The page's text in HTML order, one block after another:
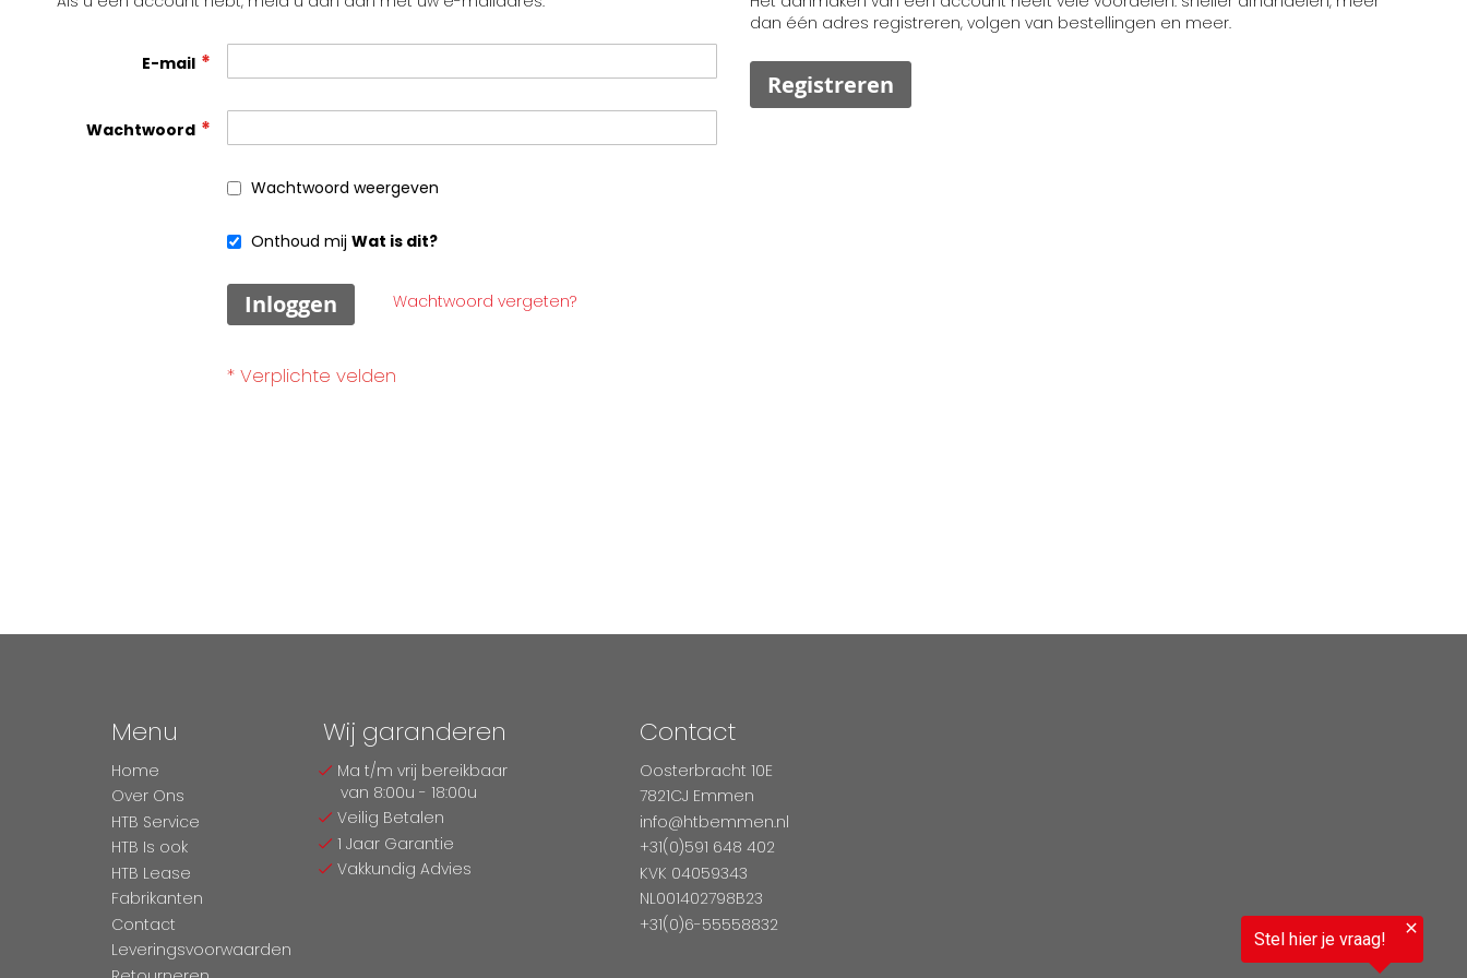
E-mail
Wachtwoord
Wachtwoord weergeven
Onthoud mij Wat is dit?
Inloggen Wachtwoord vergeten?
dan één adres registreren, volgen van bestellingen en meer.
Registreren
Menu
Home
Over Ons
HTB Service
HTB Is ook
HTB Lease
Fabrikanten
Contact
Leveringsvoorwaarden
Wij garanderen
Ma t/m vrij bereikbaar
van 8:00u - 18:00u
Veilig Betalen
1 Jaar Garantie
Vakkundig Advies
Contact
Oosterbracht 10E
7821CJ Emmen
info@htbemmen.nl
+31(0)591 648 402
KVK 04059343
NL001402798B23
+31(0)6-55558832